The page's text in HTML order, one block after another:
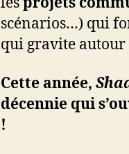
scénarios…) qui
qui gravite autour
Cette année,
décennie qui
!